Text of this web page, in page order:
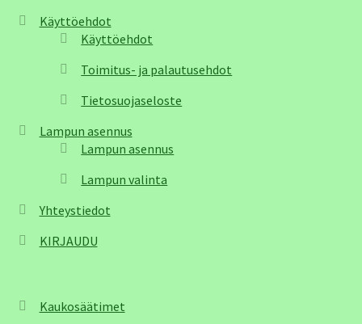
Käyttöehdot
Käyttöehdot
Toimitus- ja palautusehdot
Tietosuojaseloste
Lampun asennus
Lampun asennus
Lampun valinta
Yhteystiedot
KIRJAUDU
Kaukosäätimet